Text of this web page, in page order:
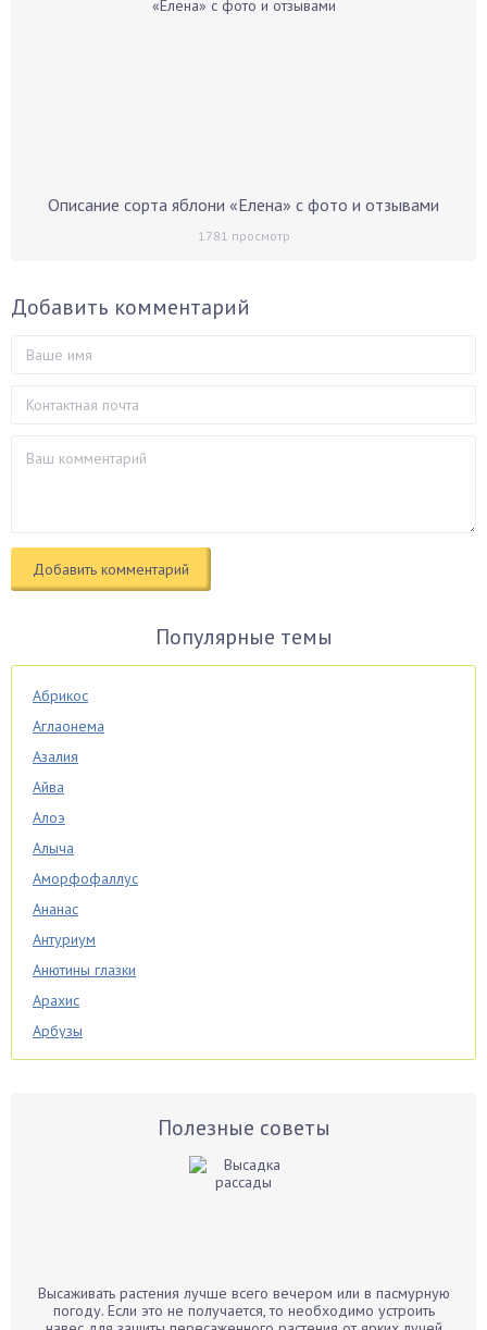
Описание сорта яблони «Елена» с фото и отзывами
1781 просмотр
Добавить комментарий
Популярные темы
Абрикос
Аглаонема
Азалия
Айва
Алоэ
Алыча
Аморфофаллус
Ананас
Антуриум
Анютины глазки
Арахис
Арбузы
Аспарагус
Бархатцы
Полезные советы
Высаживать растения лучше всего вечером или в пасмурную
погоду. Если это не получается, то необходимо устроить